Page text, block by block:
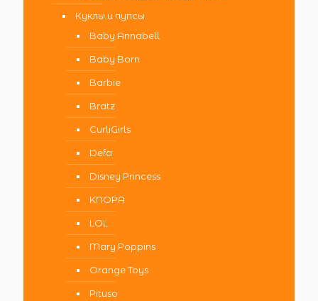
Куклы и пупсы
Baby Annabell
Baby Born
Barbie
Bratz
CurliGirls
Defa
Disney Princess
KNOPA
LOL
Mary Poppins
Orange Toys
Pituso